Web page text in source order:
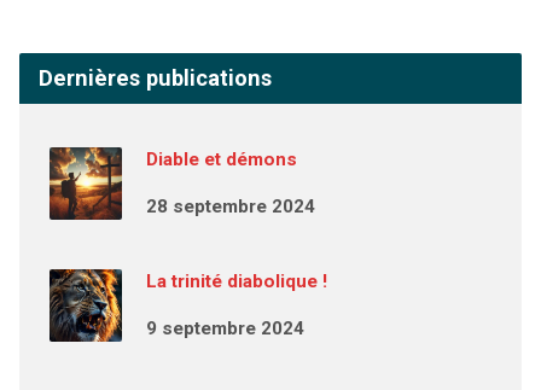
Dernières publications
Diable et démons
28 septembre 2024
La trinité diabolique !
9 septembre 2024